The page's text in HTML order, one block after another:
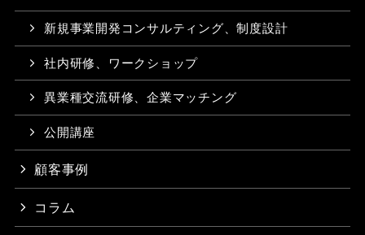
新規事業開発コンサルティング、制度設計
社内研修、ワークショップ
異業種交流研修、企業マッチング
公開講座
顧客事例
コラム